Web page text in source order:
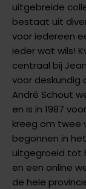
uitgebreide
bestaat uit
voor iedereen
ieder wat wils!
centraal bij
voor deskundig
André Schout
en is in 1987
kreeg om twee
begonnen in
uitgegroeid tot
en een online
de hele